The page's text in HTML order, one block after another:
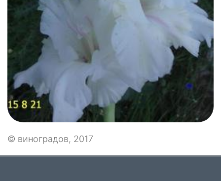
© виноградов, 2017